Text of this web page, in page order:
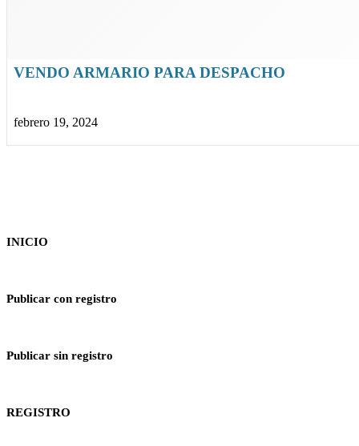
VENDO ARMARIO PARA DESPACHO
febrero 19, 2024
INICIO
Publicar con registro
Publicar sin registro
REGISTRO